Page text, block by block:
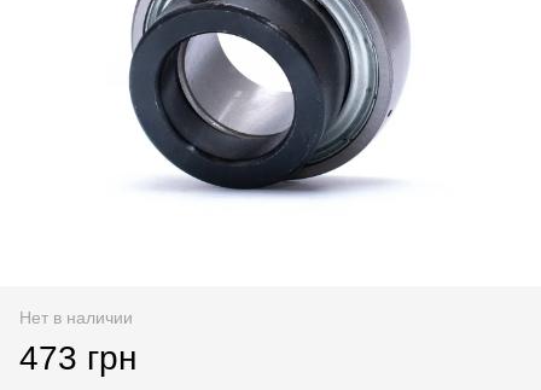
Нет в наличии
473 грн